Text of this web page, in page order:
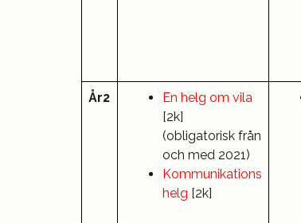
År2
En helg om vila
[2k]
(obligatorisk från
och med 2021)
Kommunikations
helg [2k]